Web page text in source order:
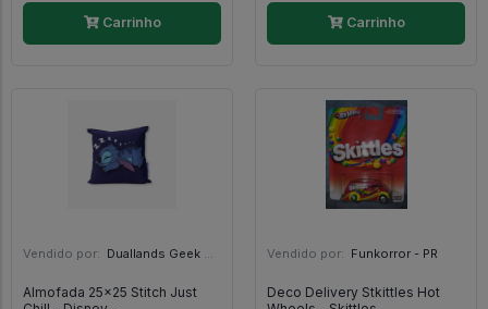
Carrinho Carrinho
Vendido por: Duallands Geek Store - RS
Almofada 25x25 Stitch Just
Vendido por: Funkorror - PR
Deco Delivery Stkittles Hot